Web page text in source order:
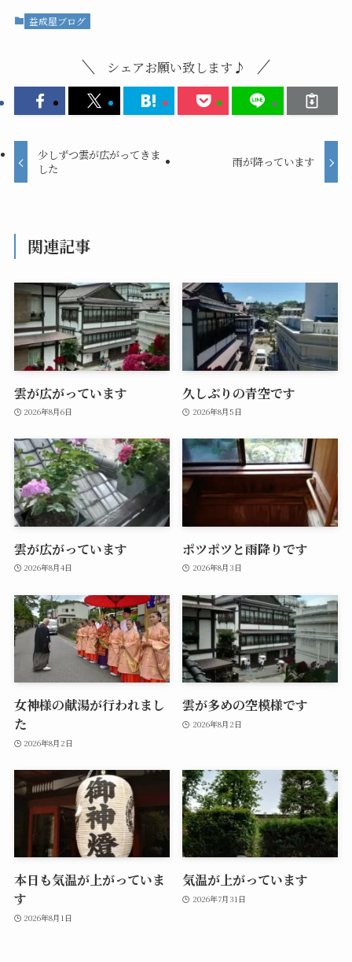
益成屋ブログ
シェアお願い致します♪
少しずつ雲が広がってきま
した
雨が降っています
関連記事
雲が広がっています
2026年8月6日
久しぶりの青空です
2026年8月5日
雲が広がっています
2026年8月4日
ポツポツと雨降りです
2026年8月3日
女神様の献湯が行われまし
た
2026年8月2日
雲が多めの空模様です
2026年8月2日
本日も気温が上がっていま
す
2026年8月1日
気温が上がっています
2026年7月31日